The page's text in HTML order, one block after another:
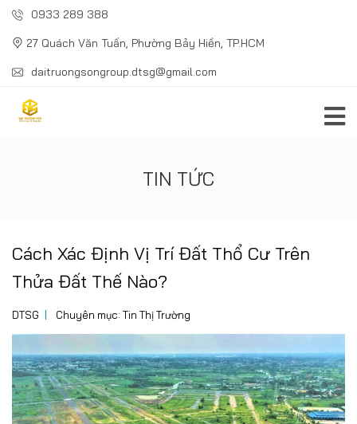
0933 289 388
27 Quách Văn Tuấn, Phường Bảy Hiền, TP.HCM
daitruongsongroup.dtsg@gmail.com
TIN TỨC
Cách Xác Định Vị Trí Đất Thổ Cư Trên
Thửa Đất Thế Nào?
DTSG Chuyên mục: Tin Thị Trường